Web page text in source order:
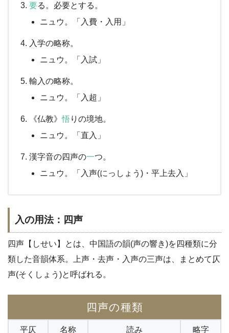
要る。必要とする。
ニュウ。「入費・入用」
入学の略称。
ニュウ。「入試」
輸入の略称。
ニュウ。「入超」
《仏教》悟りの境地。
ニュウ。「直入」
漢字音の四声の一つ。
ニュウ。「入声(にっしょう)・平上去入」
入の用法：四声
四声【しせい】とは、中国語の韻(声の響き)を四種類に分
類した音韻体系。上声・去声・入声の三声は、まとめて仄
声(そくしょう)と呼ばれる。
四声の種類
平仄 名称 読み 略字